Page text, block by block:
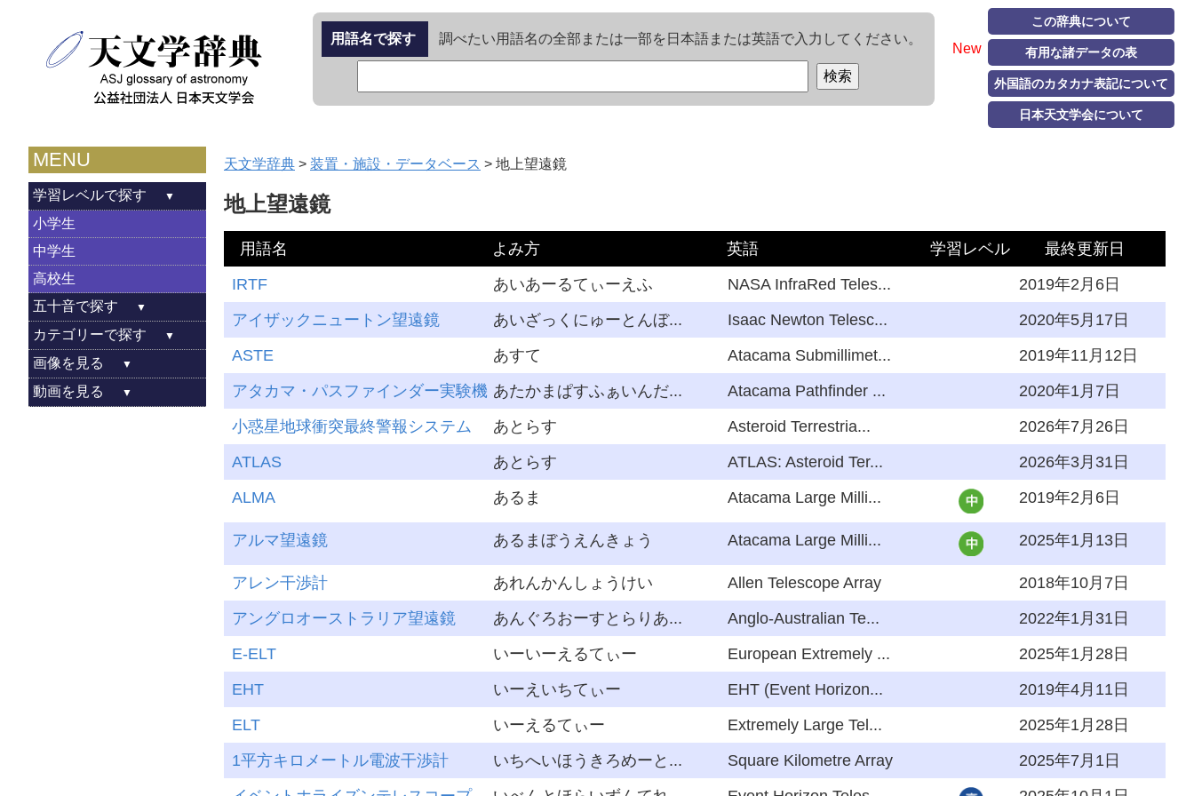
New
この辞典について
有用な諸データの表
外国語のカタカナ表記について
日本天文学会について
用語名で探す 調べたい用語名の全部または一部を日本語または英語で入力してください。
MENU
学習レベルで探す
小学生
中学生
高校生
五十音で探す
カテゴリーで探す
画像を見る
動画を見る
天文学辞典 > 装置・施設・データベース > 地上望遠鏡
地上望遠鏡
用語名 よみ方 英語 学習レベル
最終更新日
IRTF
あいあーるてぃーえふ NASA InfraRed Teles...
2019年2月6日
アイザックニュートン望遠鏡
あいざっくにゅーとんぼ... Isaac Newton Telesc...
2020年5月17日
ASTE
あすて Atacama Submillimet...
2019年11月12日
アタカマ・パスファインダー実験機 あたかまぱすふぁいんだ... Atacama Pathfinder ...
2020年1月7日
小惑星地球衝突最終警報システム
あとらす Asteroid Terrestria...
2026年7月26日
ATLAS
あとらす ATLAS: Asteroid Ter...
2026年3月31日
ALMA
あるま Atacama Large Milli... 2019年2月6日
アルマ望遠鏡 あるまぼうえんきょう Atacama Large Milli... 2025年1月13日
アレン干渉計 あれんかんしょうけい Allen Telescope Array
2018年10月7日
アングロオーストラリア望遠鏡
あんぐろおーすとらりあ... Anglo-Australian Te...
2022年1月31日
E-ELT
いーいーえるてぃー European Extremely ...
2025年1月28日
EHT
いーえいちてぃー EHT (Event Horizon...
2019年4月11日
ELT
いーえるてぃー Extremely Large Tel...
2025年1月28日
1平方キロメートル電波干渉計
いちへいほうきろめーと... Square Kilometre Array
2025年7月1日